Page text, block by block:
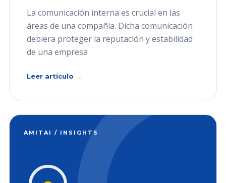
La comunicación interna es crucial en las
áreas de una compañía. Dicha comunicación
debiera proteger la reputación y estabilidad
de una empresa
Leer artículo →
AMITAI / INSIGHTS